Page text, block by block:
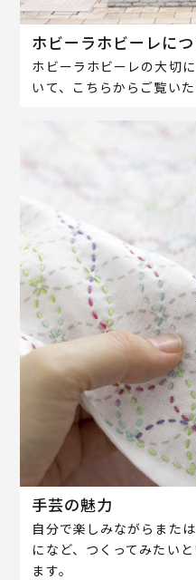
ホビーラホビーレにつ
ホビーラホビーレの大切
いて、こちらからご覧いた
手芸の魅力
自分で楽しみながらまた
になど、つくってみたい
ます。